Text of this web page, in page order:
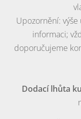
Upozornění:
informaci;
doporučujeme
Dodací lhůta